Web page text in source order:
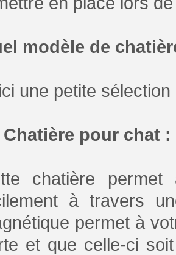
modèle de
une petite
Chatière pour chat :
chatière
à travers
permet à
et que celle-ci